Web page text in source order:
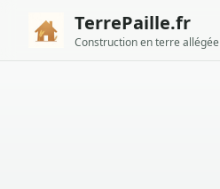
TerrePaille.fr
Construction en terre allégée